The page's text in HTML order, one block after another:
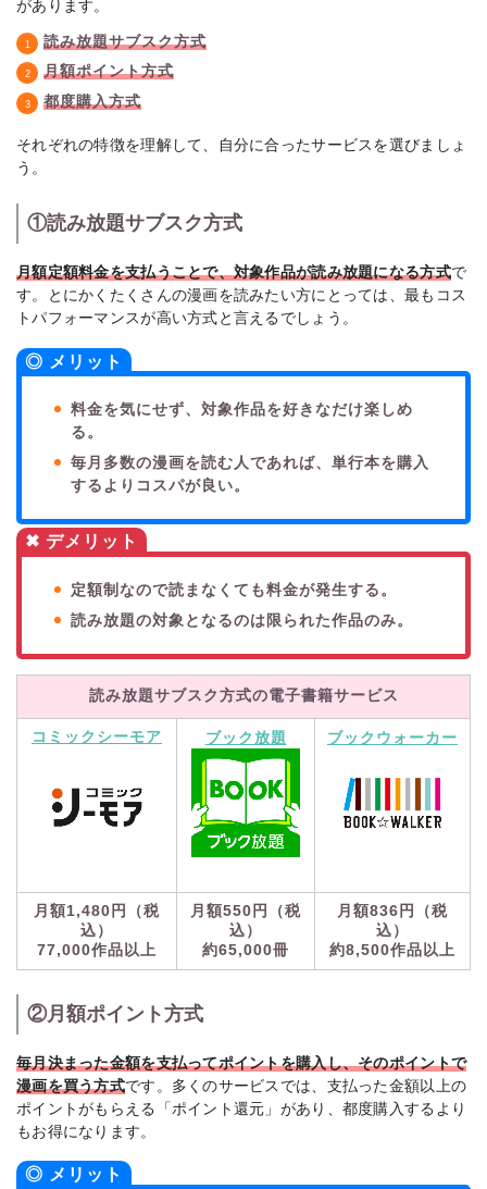
があります。
読み放題サブスク方式
月額ポイント方式
都度購入方式
それぞれの特徴を理解して、自分に合ったサービスを選びましょ
う。
①読み放題サブスク方式
月額定額料金を支払うことで、対象作品が読み放題になる方式で
す。とにかくたくさんの漫画を読みたい方にとっては、最もコス
トパフォーマンスが高い方式と言えるでしょう。
◎ メリット
料金を気にせず、対象作品を好きなだけ楽しめ
る。
毎月多数の漫画を読む人であれば、単行本を購入
するよりコスパが良い。
✖ デメリット
定額制なので読まなくても料金が発生する。
読み放題の対象となるのは限られた作品のみ。
読み放題サブスク方式の電子書籍サービス
コミックシーモア ブック放題 ブックウォーカー
月額1,480円（税
込）
77,000作品以上
月額550円（税
込）
約65,000冊
月額836円（税
込）
約8,500作品以上
②月額ポイント方式
毎月決まった金額を支払ってポイントを購入し、そのポイントで
漫画を買う方式です。多くのサービスでは、支払った金額以上の
ポイントがもらえる「ポイント還元」があり、都度購入するより
もお得になります。
◎ メリット